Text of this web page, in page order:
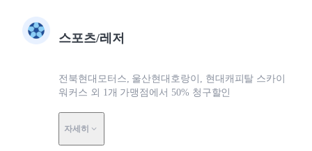
스포츠/레저
전북현대모터스, 울산현대호랑이, 현대캐피탈 스카이
워커스 외 1개 가맹점에서 50% 청구할인
자세히